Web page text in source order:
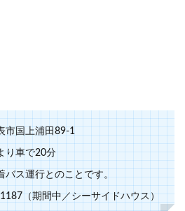
市国上浦田89-1
り車で20分
バス運行とのことです。
（期間中／シーサイドハウス）